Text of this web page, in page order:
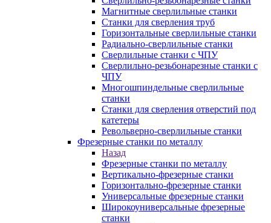
Магнитные сверлильные станки
Станки для сверления труб
Горизонтальные сверлильные станки
Радиально-сверлильные станки
Сверлильные станки с ЧПУ
Сверлильно-резьбонарезные станки с
ЧПУ
Многошпиндельные сверлильные
станки
Станки для сверления отверстий под
катетеры
Револьверно-сверлильные станки
Фрезерные станки по металлу
Назад
Фрезерные станки по металлу
Вертикально-фрезерные станки
Горизонтально-фрезерные станки
Универсальные фрезерные станки
Широкоуниверсальные фрезерные
станки